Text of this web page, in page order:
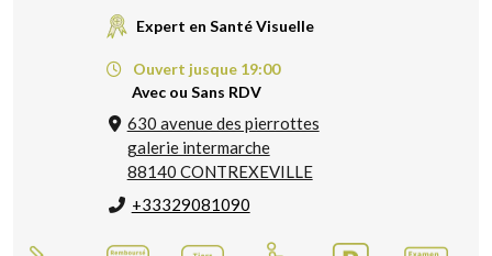
Expert en Santé Visuelle
Ouvert jusque 19:00
Avec ou Sans RDV
630 avenue des pierrottes
galerie intermarche
88140 CONTREXEVILLE
+33329081090